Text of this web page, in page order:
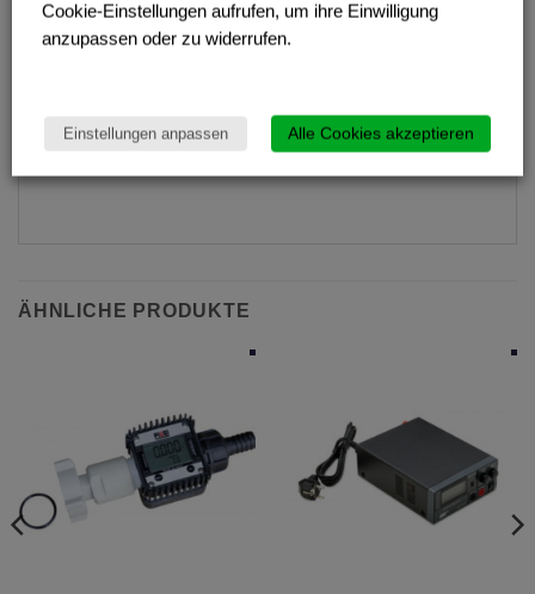
ÄHNLICHE PRODUKTE
Cookie-Einstellungen aufrufen, um ihre Einwilligung
anzupassen oder zu widerrufen.
Einstellungen anpassen Alle Cookies akzeptieren